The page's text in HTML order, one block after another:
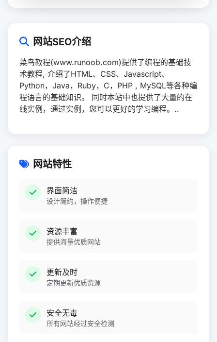
网站SEO介绍
菜鸟教程(www.runoob.com)提供了编程的基础技
术教程, 介绍了HTML、CSS、Javascript、
Python，Java，Ruby，C，PHP , MySQL等各种编
程语言的基础知识。 同时本站中也提供了大量的在
线实例，通过实例，您可以更好的学习编程。..
网站特性
界面简洁
设计简约，操作便捷
资源丰富
提供海量优质网站
更新及时
定期更新优质资源
安全无毒
所有网站经过安全检测